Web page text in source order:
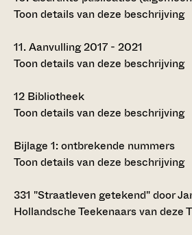
Toon details van deze beschrijving
11.Aanvulling 2017 - 2021
Toon details van deze beschrijving
12 Bibliotheek
Toon details van deze beschrijving
Bijlage 1: ontbrekende nummers
Toon details van deze beschrijving
331 "Straatleven getekend" door
Hollandsche Teekenaars van deze